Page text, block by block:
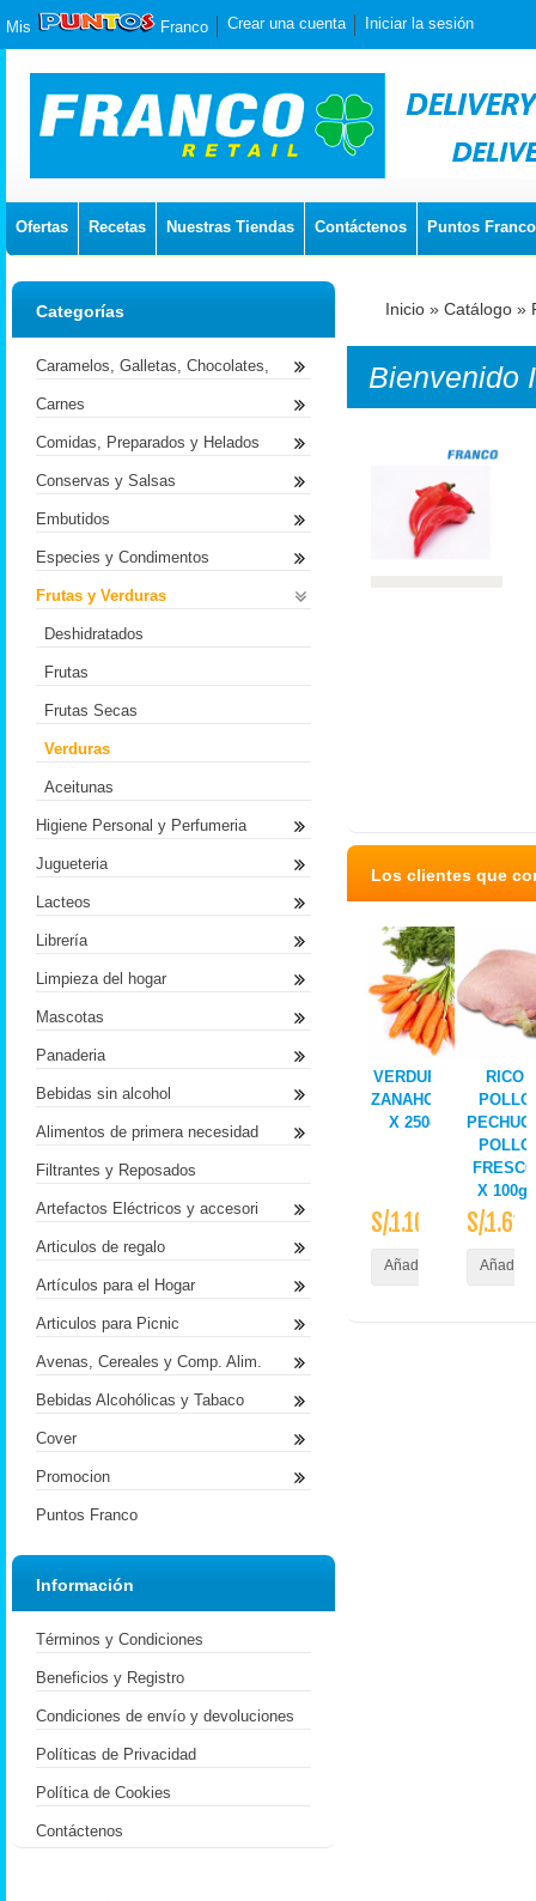
Mis Franco Crear una cuenta Iniciar la sesión
Ofertas Recetas Nuestras Tiendas Contáctenos Puntos Franco
Inicio » Catálogo »
Bienvenido
Los clientes que
VERDURAS
ZANAHORIA
X 250gr
S/.1.10
Añadir al Carrito
RICO
POLLO
POLLO
FRESCO
X 100gr
S/.1.61
Añadir
Categorías
Caramelos, Galletas, Chocolates,
Carnes
Comidas, Preparados y Helados
Conservas y Salsas
Embutidos
Especies y Condimentos
Frutas y Verduras
Deshidratados
Frutas
Frutas Secas
Verduras
Aceitunas
Higiene Personal y Perfumeria
Jugueteria
Lacteos
Librería
Limpieza del hogar
Mascotas
Panaderia
Bebidas sin alcohol
Alimentos de primera necesidad
Filtrantes y Reposados
Artefactos Eléctricos y accesori
Articulos de regalo
Artículos para el Hogar
Articulos para Picnic
Avenas, Cereales y Comp. Alim.
Bebidas Alcohólicas y Tabaco
Cover
Promocion
Puntos Franco
Información
Términos y Condiciones
Beneficios y Registro
Condiciones de envío y devoluciones
Políticas de Privacidad
Política de Cookies
Contáctenos